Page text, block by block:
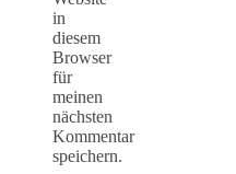
in
diesem
Browser
für
meinen
nächsten
Kommentar
speichern.